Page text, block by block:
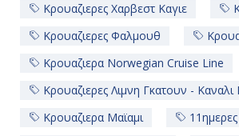
Κρουαζιερες Χαρβεστ Καγιε
Κρουαζιερες Φαλμουθ
Κρουαζιερα Norwegian Cruise Line
Κρουαζιερες Λιμνη Γκατουν -
Κρουαζιερα Μαϊαμι